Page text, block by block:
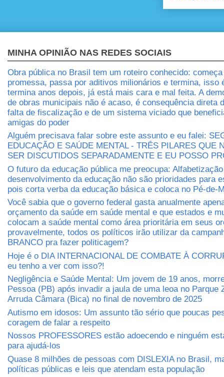
MINHA OPINIÃO NAS REDES SOCIAIS
Obra pública no Brasil tem um roteiro conhecido:
promessa, passa por aditivos milionários e termina, isso
termina anos depois, já está mais cara e mal feita. A
de obras municipais não é acaso, é consequência direta
falta de fiscalização e de um sistema viciado que
amigas do poder
Alguém precisava falar sobre este assunto e eu falei:
EDUCAÇÃO E SAÚDE MENTAL - TRÊS PILARES QUE
SER DISCUTIDOS SEPARADAMENTE E EU POSSO
O futuro da educação pública me preocupa:
desenvolvimento da educação não são prioridades para
pois corta verba da educação básica e coloca no Pé-de-
Você sabia que o governo federal gasta anualmente
orçamento da saúde em saúde mental e que estados e
colocam a saúde mental como área prioritária em seus
provavelmente, todos os políticos irão utilizar da
BRANCO pra fazer politicagem?
Hoje é o DIA INTERNACIONAL DE COMBATE À
eu tenho a ver com isso?!
Negligência e Saúde Mental: Um jovem de 19 anos,
Pessoa (PB) após invadir a jaula de uma leoa no Parque
Arruda Câmara (Bica) no final de novembro de 2025
Autismo em idosos: Um assunto tão sério que poucas
coragem de falar a respeito
Nossos PROFESSORES estão adoecendo e ninguém
para ajudá-los
Quase 8 milhões de pessoas com DISLEXIA no Brasil,
políticas públicas e leis que atendam esta população